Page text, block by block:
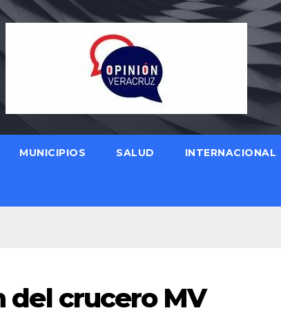
MUNICIPIOS SALUD INTERNACIONAL
del crucero MV